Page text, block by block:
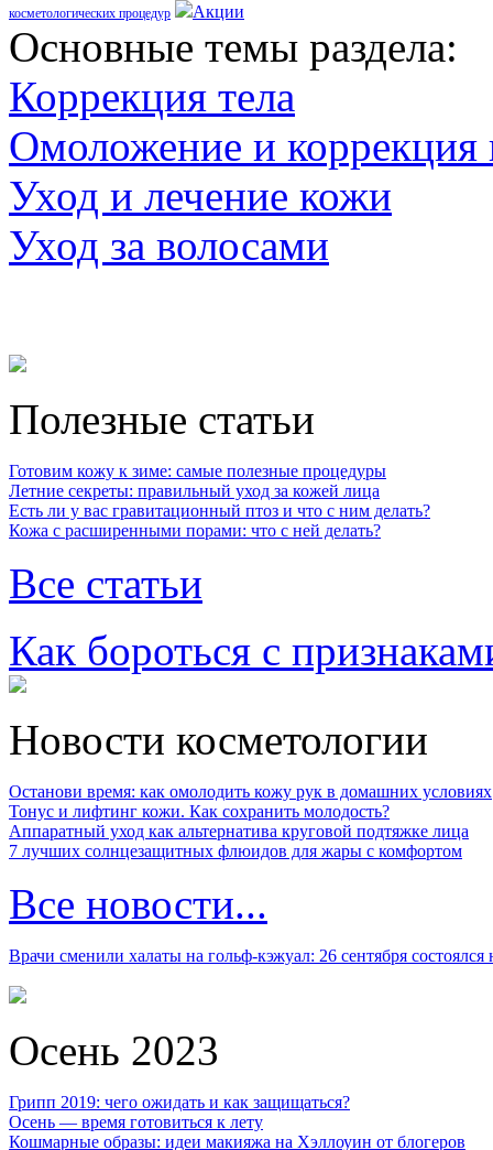
косметологических процедур Акции
Оcновные темы раздела:
Коррекция тела
Омоложение и коррекция
Уход и лечение кожи
Уход за волосами
Полезные статьи
Готовим кожу к зиме: самые полезные процедуры
Летние секреты: правильный уход за кожей лица
Есть ли у вас гравитационный птоз и что с ним делать?
Кожа с расширенными порами: что с ней делать?
Все статьи
Как бороться с
Новости косметологии
Останови время: как омолодить кожу рук в домашних условиях
Тонус и лифтинг кожи. Как сохранить молодость?
Аппаратный уход как альтернатива круговой подтяжке лица
7 лучших солнцезащитных флюидов для жары с комфортом
Все новости...
Врачи сменили халаты на гольф-кэжуал: 26 сентября
Осень 2023
Грипп 2019: чего ожидать и как защищаться?
Осень — время готовиться к лету
Кошмарные образы: идеи макияжа на Хэллоуин от блогеров